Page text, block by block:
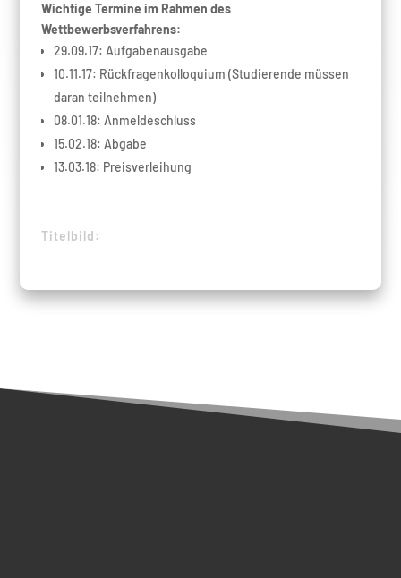
Wichtige Termine im Rahmen des
Wettbewerbsverfahrens:
29.09.17: Aufgabenausgabe
10.11.17: Rückfragenkolloquium (Studierende müssen
daran teilnehmen)
08.01.18: Anmeldeschluss
15.02.18: Abgabe
13.03.18: Preisverleihung
Titelbild: